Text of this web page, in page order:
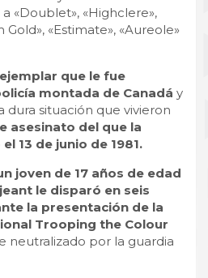
«Doublet», «Highclere»,
«Estimate», «Aureole»
que le fue
montada de Canadá y
dura situación que vivieron
asesinato del que la
13 de junio de 1981.
joven de 17 años de edad
le disparó en seis
la presentación de la
Trooping the Colour
neutralizado por la guardia